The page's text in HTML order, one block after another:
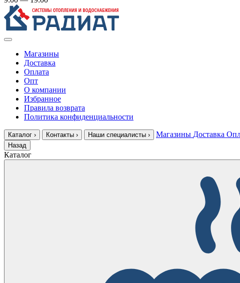
Магазины
Доставка
Оплата
Опт
О компании
Избранное
Правила возврата
Политика конфиденциальности
Каталог › Контакты › Наши специалисты › Магазины Доставка
Назад
Каталог